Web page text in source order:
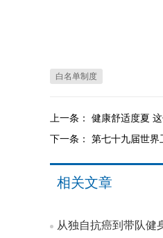
白名单制度
上一条： 健康舒适度夏
下一条： 第七十九届世界
相关文章
从独自抗癌到带队健